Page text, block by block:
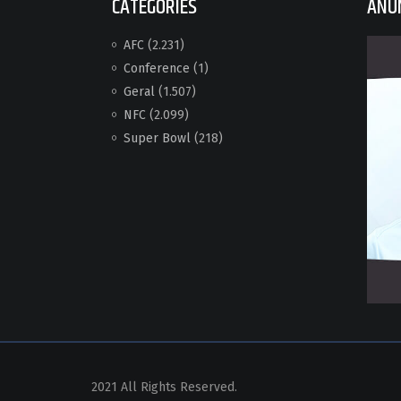
CATEGORIES
AFC(2.231)
Conference (1)
Geral(1.507)
NFC(2.099)
Super Bowl(218)
2021 All Rights Reserved.